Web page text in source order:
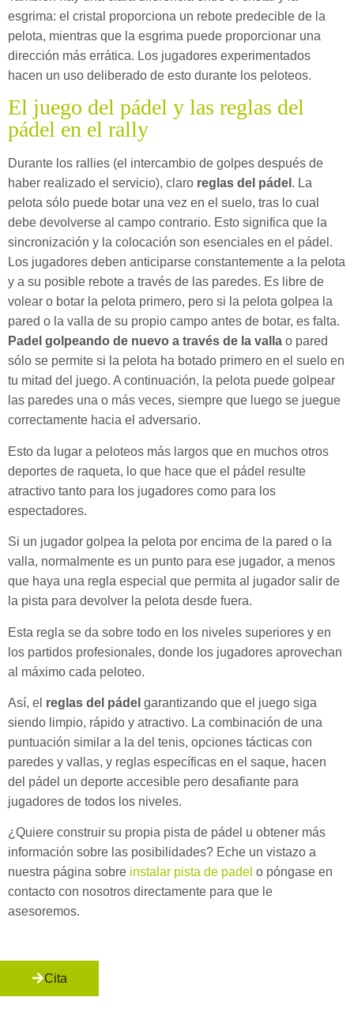
esgrima: el cristal proporciona un rebote predecible de la
pelota, mientras que la esgrima puede proporcionar una
dirección más errática. Los jugadores experimentados
hacen un uso deliberado de esto durante los peloteos.
El juego del pádel y las reglas del
pádel en el rally
Durante los rallies (el intercambio de golpes después de
haber realizado el servicio), claro reglas del pádel . La
pelota sólo puede botar una vez en el suelo, tras lo cual
debe devolverse al campo contrario. Esto significa que la
sincronización y la colocación son esenciales en el pádel.
Los jugadores deben anticiparse constantemente a la pelota
y a su posible rebote a través de las paredes. Es libre de
volear o botar la pelota primero, pero si la pelota golpea la
pared o la valla de su propio campo antes de botar, es falta.
Padel golpeando de nuevo a través de la valla o pared
sólo se permite si la pelota ha botado primero en el suelo en
tu mitad del juego. A continuación, la pelota puede golpear
las paredes una o más veces, siempre que luego se juegue
correctamente hacia el adversario.
Esto da lugar a peloteos más largos que en muchos otros
deportes de raqueta, lo que hace que el pádel resulte
atractivo tanto para los jugadores como para los
espectadores.
Si un jugador golpea la pelota por encima de la pared o la
valla, normalmente es un punto para ese jugador, a menos
que haya una regla especial que permita al jugador salir de
la pista para devolver la pelota desde fuera.
Esta regla se da sobre todo en los niveles superiores y en
los partidos profesionales, donde los jugadores aprovechan
al máximo cada peloteo.
Así, el reglas del pádel garantizando que el juego siga
siendo limpio, rápido y atractivo. La combinación de una
puntuación similar a la del tenis, opciones tácticas con
paredes y vallas, y reglas específicas en el saque, hacen
del pádel un deporte accesible pero desafiante para
jugadores de todos los niveles.
¿Quiere construir su propia pista de pádel u obtener más
información sobre las posibilidades? Eche un vistazo a
nuestra página sobre instalar pista de padel o póngase en
contacto con nosotros directamente para que le
asesoremos.
Cita